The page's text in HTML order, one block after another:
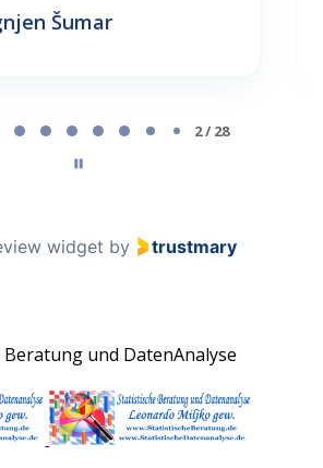
Šumar
2 / 28
widget by trustmary
und DatenAnalyse